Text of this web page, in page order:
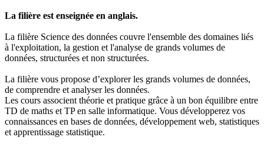
La filière est enseignée en anglais.
La filière Science des données couvre l'ensemble des domaines liés
à l'exploitation, la gestion et l'analyse de grands volumes de
données, structurées et non structurées.
La filière vous propose d’explorer les grands volumes de données,
de comprendre et analyser les données.
Les cours associent théorie et pratique grâce à un bon équilibre entre
TD de maths et TP en salle informatique. Vous développerez vos
connaissances en bases de données, développement web, statistiques
et apprentissage statistique.